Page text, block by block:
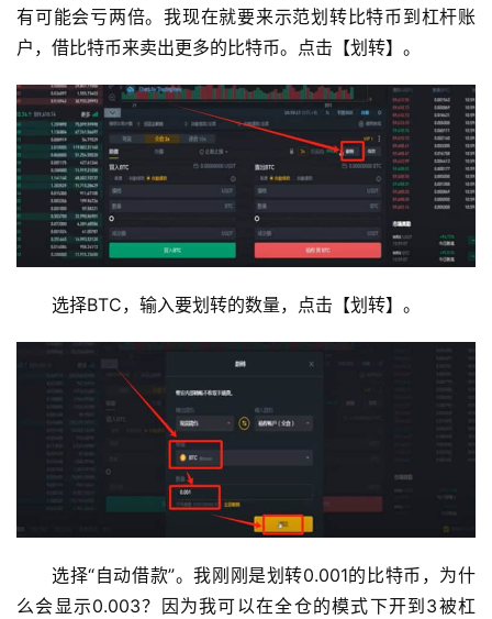
有可能会亏两倍。我现在就要来示范划转比特币到杠杆账
户，借比特币来卖出更多的比特币。点击【划转】。
选择BTC，输入要划转的数量，点击【划转】。
选择“自动借款”。我刚刚是划转0.001的比特币，为什
么会显示0.003？因为我可以在全仓的模式下开到3被杠